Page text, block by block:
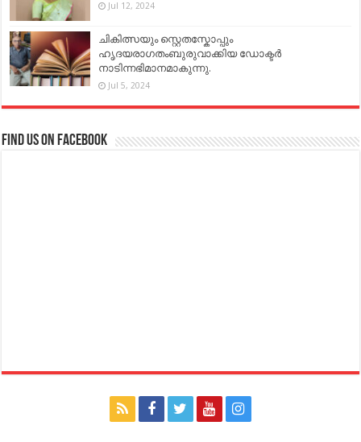
Jul 12, 2024
ചികിത്സയും സ്റ്റെതസ്കോപ്പും
ഹൃദയരാഗതംബുരുവാക്കിയ ഡോക്ടർ
നാടിന്നഭിമാനമാകുന്നു.
Jul 5, 2024
Find us on Facebook